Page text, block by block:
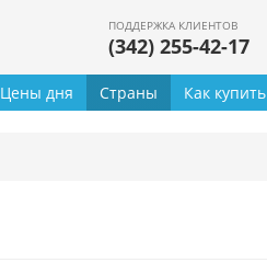
ПОДДЕРЖКА КЛИЕНТОВ
(342) 255-42-17
Цены дня Страны Как купить